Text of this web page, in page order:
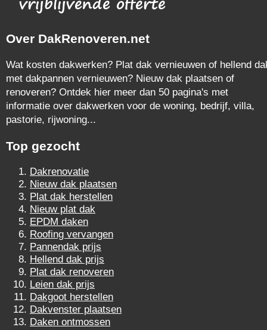
Over DakRenoveren.net
Wat kosten dakwerken? Plat dak vernieuwen of hellend
met dakpannen vernieuwen? Nieuw dak plaatsen of
renoveren? Ontdek hier meer dan 50 pagina's met
informatie over dakwerken voor de woning, bedrijf, villa,
pastorie, rijwoning...
Top gezocht
Dakrenovatie
Nieuw dak plaatsen
Plat dak herstellen
Nieuw plat dak
EPDM daken
Roofing vervangen
Pannendak prijs
Hellend dak prijs
Plat dak renoveren
Leien dak prijs
Dakgoot herstellen
Dakvenster plaatsen
Daken ontmossen